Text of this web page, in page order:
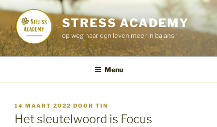
Ga
de
inhoud
STRESS ACADEMY
op weg naar een leven meer in balans
Menu
GEPLAATST
OP
14 MAART 2022 DOOR TIN
Het sleutelwoord is Focus